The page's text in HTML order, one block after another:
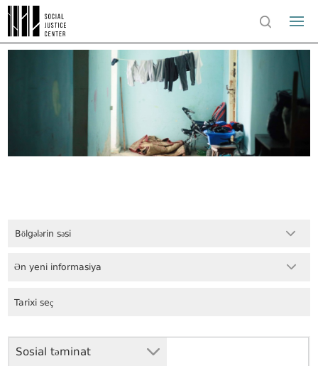
Bölgələrin səsi
Sosial təminat
Ən yeni informasiya